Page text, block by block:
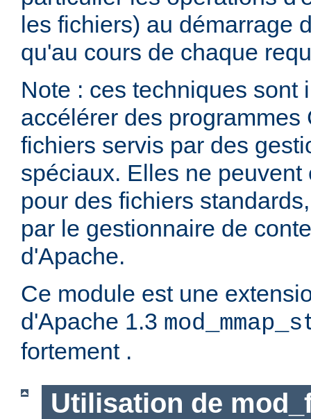
les fichiers) au démarrage
qu'au cours de chaque
Note : ces techniques sont
accélérer des programmes
fichiers servis par des
spéciaux. Elles ne
pour des fichiers
par le gestionnaire de
d'Apache.
Ce module est une
d'Apache 1.3
fortement .
Utilisation de